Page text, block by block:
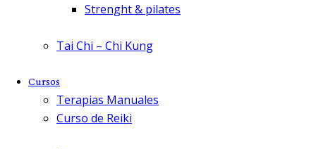
Strenght & pilates
Tai Chi – Chi Kung
Cursos
Terapias Manuales
Curso de Reiki